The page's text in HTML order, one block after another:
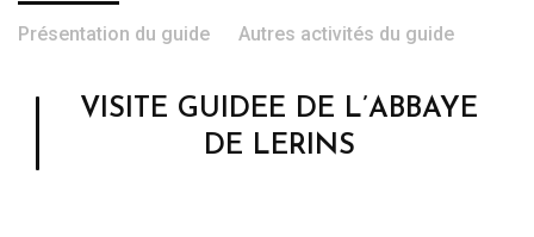
Présentation du guide Autres activités du guide
VISITE GUIDEE DE L’ABBAYE
DE LERINS